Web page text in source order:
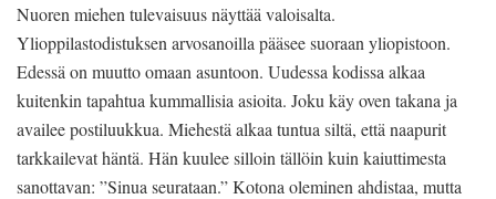
Nuoren miehen tulevaisuus näyttää valoisalta.
Ylioppilastodistuksen arvosanoilla pääsee suoraan yliopistoon.
Edessä on muutto omaan asuntoon. Uudessa kodissa alkaa
kuitenkin tapahtua kummallisia asioita. Joku käy oven takana ja
availee postiluukkua. Miehestä alkaa tuntua siltä, että naapurit
tarkkailevat häntä. Hän kuulee silloin tällöin kuin kaiuttimesta
sanottavan: ”Sinua seurataan.” Kotona oleminen ahdistaa, mutta